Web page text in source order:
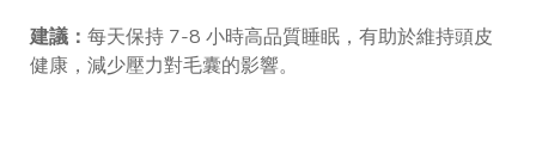
建議： 每天保持 7-8 小時高品質睡眠，有助於維持頭皮
健康，減少壓力對毛囊的影響。